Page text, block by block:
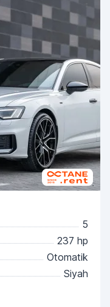
5
237 hp
Otomatik
Siyah